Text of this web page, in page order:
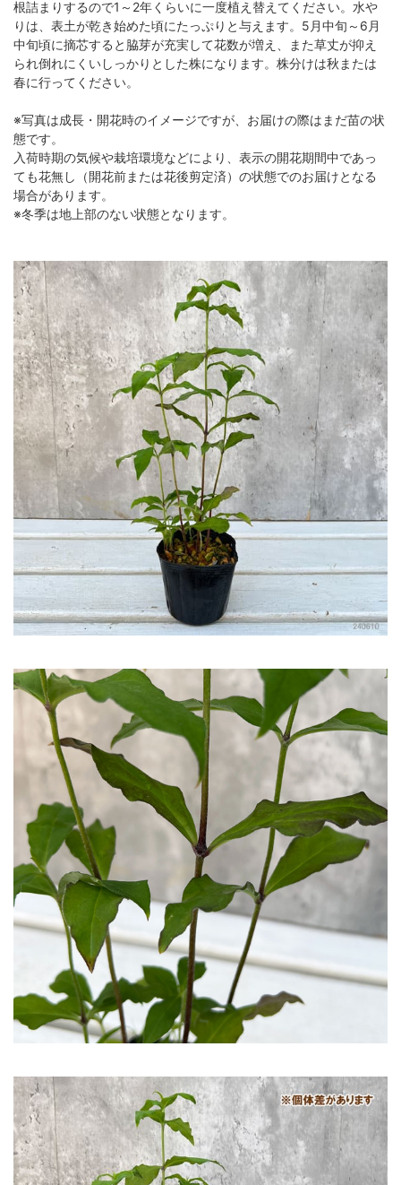
根詰まりするので1～2年くらいに一度植え替えてください。水や
りは、表土が乾き始めた頃にたっぷりと与えます。5月中旬～6月
中旬頃に摘芯すると脇芽が充実して花数が増え、また草丈が抑え
られ倒れにくいしっかりとした株になります。株分けは秋または
春に行ってください。
※写真は成長・開花時のイメージですが、お届けの際はまだ苗の状
態です。
入荷時期の気候や栽培環境などにより、表示の開花期間中であっ
ても花無し（開花前または花後剪定済）の状態でのお届けとなる
場合があります。
※冬季は地上部のない状態となります。